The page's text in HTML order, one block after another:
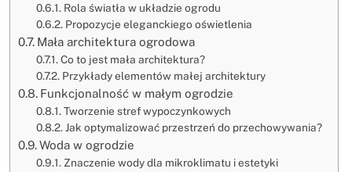
Rola światła w układzie ogrodu
Propozycje eleganckiego oświetlenia
Mała architektura ogrodowa
Co to jest mała architektura?
Przykłady elementów małej architektury
Funkcjonalność w małym ogrodzie
Tworzenie stref wypoczynkowych
Jak optymalizować przestrzeń do przechowywania?
Woda w ogrodzie
Znaczenie wody dla mikroklimatu i estetyki